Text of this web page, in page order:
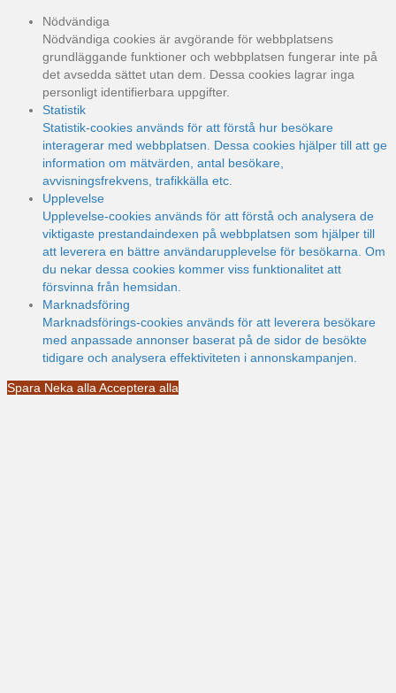
Nödvändiga
Nödvändiga cookies är avgörande för webbplatsens
grundläggande funktioner och webbplatsen fungerar inte på
det avsedda sättet utan dem. Dessa cookies lagrar inga
personligt identifierbara uppgifter.
Statistik
Statistik-cookies används för att förstå hur besökare
interagerar med webbplatsen. Dessa cookies hjälper till att ge
information om mätvärden, antal besökare,
avvisningsfrekvens, trafikkälla etc.
Upplevelse
Upplevelse-cookies används för att förstå och analysera de
viktigaste prestandaindexen på webbplatsen som hjälper till
att leverera en bättre användarupplevelse för besökarna. Om
du nekar dessa cookies kommer viss funktionalitet att
försvinna från hemsidan.
Marknadsföring
Marknadsförings-cookies används för att leverera besökare
med anpassade annonser baserat på de sidor de besökte
tidigare och analysera effektiviteten i annonskampanjen.
Spara Neka alla Acceptera alla